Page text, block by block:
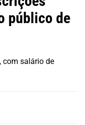
público de
com salário de